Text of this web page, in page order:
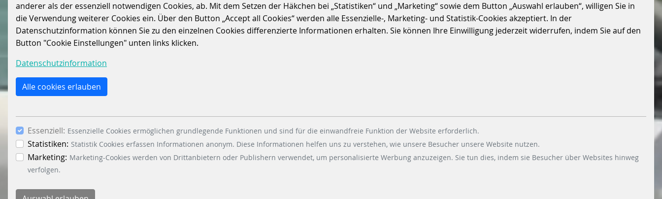
anderer als der essenziell notwendigen Cookies, ab. Mit dem Setzen der Häkchen bei „Statistiken“ und „Marketing“ sowie dem Button „Auswahl erlauben“, willigen Sie in
die Verwendung weiterer Cookies ein. Über den Button „Accept all Cookies“ werden alle Essenzielle-, Marketing- und Statistik-Cookies akzeptiert. In der
Datenschutzinformation können Sie zu den einzelnen Cookies differenzierte Informationen erhalten. Sie können Ihre Einwilligung jederzeit widerrufen, indem Sie auf den
Button "Cookie Einstellungen" unten links klicken.
Datenschutzinformation
Alle cookies erlauben
Essenziell: Essenzielle Cookies ermöglichen grundlegende Funktionen und sind für die einwandfreie Funktion der Website erforderlich.
Statistiken: Statistik Cookies erfassen Informationen anonym. Diese Informationen helfen uns zu verstehen, wie unsere Besucher unsere Website nutzen.
Marketing: Marketing-Cookies werden von Drittanbietern oder Publishern verwendet, um personalisierte Werbung anzuzeigen. Sie tun dies, indem sie Besucher über Websites hinweg
verfolgen.